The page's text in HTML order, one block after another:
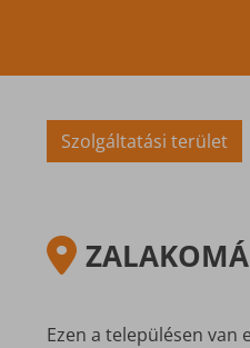
Szolgáltatási terület
Ezen a településen van